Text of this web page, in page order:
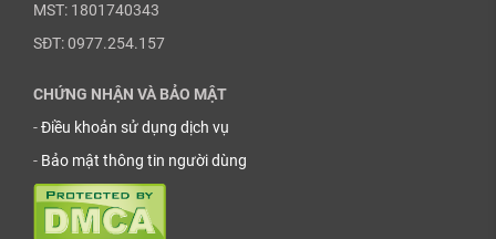
MST: 1801740343
SĐT: 0977.254.157
CHỨNG NHẬN VÀ BẢO MẬT
-Điều khoản sử dụng dịch vụ
- Bảo mật thông tin người dùng